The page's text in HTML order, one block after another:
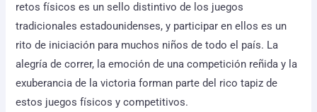
retos físicos es un sello distintivo de los juegos
tradicionales estadounidenses, y participar en ellos es un
rito de iniciación para muchos niños de todo el país. La
alegría de correr, la emoción de una competición reñida y la
exuberancia de la victoria forman parte del rico tapiz de
estos juegos físicos y competitivos.